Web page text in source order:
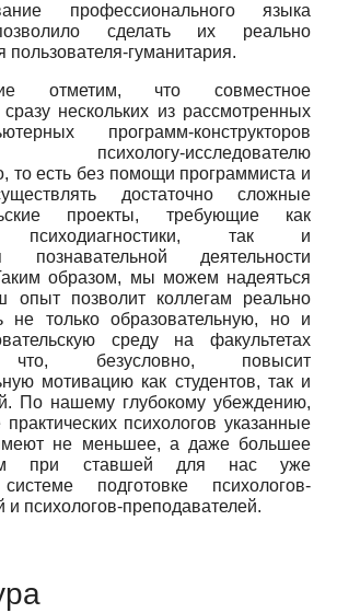
профессионального языка
сделать их реально
пользователя-гуманитария.
отметим, что совместное
нескольких из рассмотренных
программ-конструкторов
исследователю
то есть без помощи программиста и
достаточно сложные
проекты, требующие как
психодиагностики, так и
познавательной деятельности
образом, мы можем надеяться
опыт позволит коллегам реально
не только образовательную, но и
среду на факультетах
что, безусловно, повысит
мотивацию как студентов, так и
По нашему глубокому убеждению,
практических психологов указанные
не меньшее, а даже большее
при ставшей для нас уже
системе подготовке психологов-
и психологов-преподавателей.